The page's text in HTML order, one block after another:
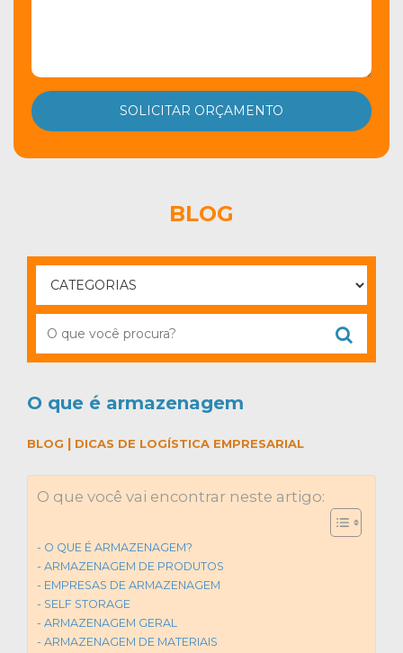
BLOG
O que é armazenagem
BLOG | DICAS DE LOGÍSTICA EMPRESARIAL
O que você vai encontrar neste artigo:
O QUE É ARMAZENAGEM?
ARMAZENAGEM DE PRODUTOS
EMPRESAS DE ARMAZENAGEM
SELF STORAGE
ARMAZENAGEM GERAL
ARMAZENAGEM DE MATERIAIS